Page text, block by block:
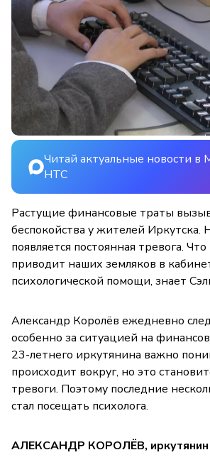
Читай актуальные новости в
НТС
Растущие финансовые траты
беспокойства у жителей Иркутска.
появляется постоянная тревога.
приводит наших земляков в
психологической помощи, знает
Александр Королёв ежедневно
особенно за ситуацией на
23-летнего иркутянина важно
происходит вокруг, но это
тревоги. Поэтому последние
стал посещать психолога.
АЛЕКСАНДР КОРОЛЁВ, иркутянин